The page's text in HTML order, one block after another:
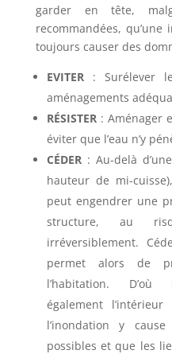
garder en tête,
recommandées,
toujours causer des
EVITER: Surélever
aménagements
RÉSISTER: Aménager
éviter que l’eau n’y
CÉDER: Au-delà
hauteur de mi-
peut engendrer une
structure, au
irréversiblement.
permet alors de
l’habitation. D’où
également
l’inondation y
possibles et que les